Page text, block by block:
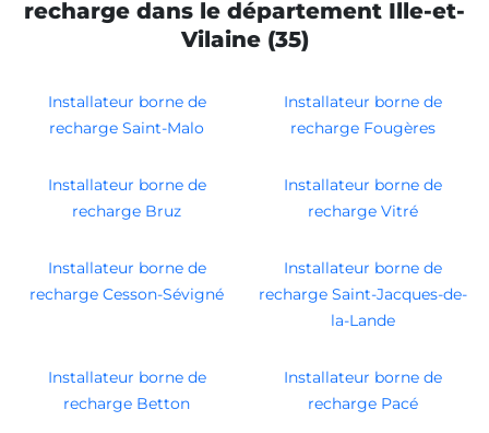
recharge dans le département Ille-et-
Vilaine (35)
Installateur borne de
recharge Saint-Malo
Installateur borne de
recharge Fougères
Installateur borne de
recharge Bruz
Installateur borne de
recharge Vitré
Installateur borne de
recharge Cesson-Sévigné
Installateur borne de
recharge Saint-Jacques-de-
la-Lande
Installateur borne de
recharge Betton
Installateur borne de
recharge Pacé